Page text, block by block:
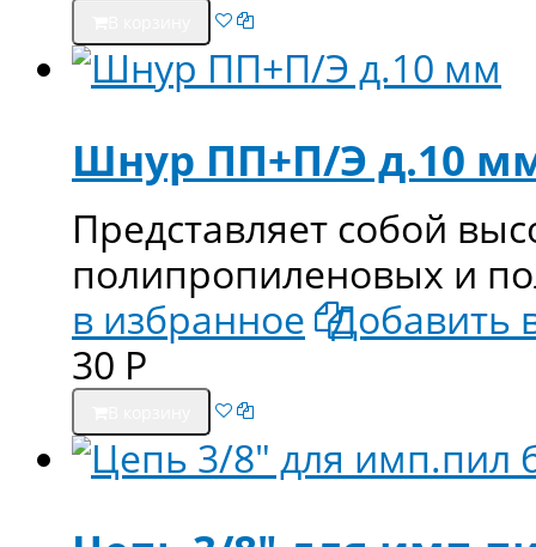
Шнур ПП+П/Э д.10
Представляет собой
полипропиленовых и
в избранное Добавить
30 Р